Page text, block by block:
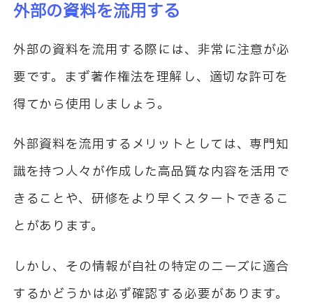
外部の資料を流用する
外部の資料を流用する際には、非常に注意が必
要です。まず著作権法を理解し、適切な許可を
得てから使用しましょう。
外部資料を流用するメリットとしては、専門知
識を持つ人々が作成した高品質な内容を活用で
きることや、研修をより早くスタートできるこ
とがあります。
しかし、その情報が自社の特定のニーズに適合
するかどうかは必ず確認する必要があります。